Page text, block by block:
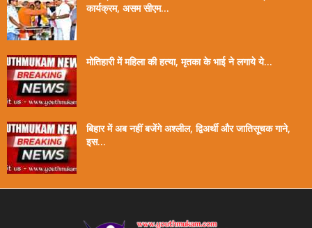
कार्यक्रम, असम सीएम...
मोतिहारी में महिला की हत्या, मृतका के भाई ने लगाये ये...
बिहार में अब नहीं बजेंगे अश्लील, द्विअर्थी और जातिसूचक गाने,
इस...